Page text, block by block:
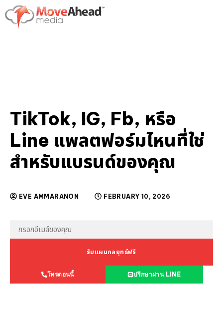
TikTok, IG, Fb, หรือ
Line แพลตฟอร์มไหนที่ใช่
สำหรับแบรนด์ของคุณ
EVE AMMARANON FEBRUARY 10, 2026
รับแผนกลยุทธ์ฟรี
โทรตอนนี้ ปรึกษาผ่าน LINE